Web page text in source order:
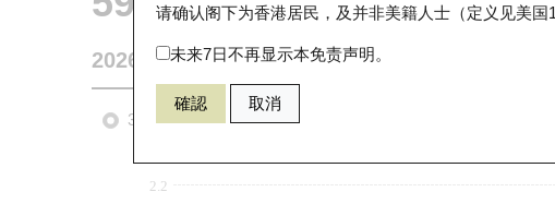
请确认阁下为香港居民，及并非美籍人士（定义见美
未来7日不再显示本免责声明。
確認 取消
0020 商汤－Ｗ
2026-08-07 相关资产价格1.46
3个月 6个月
2.2